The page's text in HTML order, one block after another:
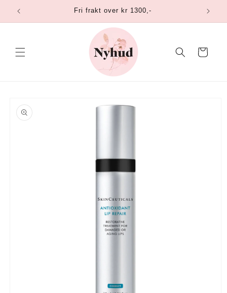
videre til
Fri frakt over kr 1300,-
Handlekurv